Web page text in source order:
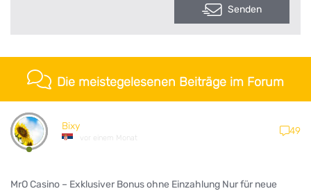
Senden
Die meistegelesenen Beiträge im Forum
Bixy
vor einem Monat
49
MrO Casino – Exklusiver Bonus ohne Einzahlung Nur für neue